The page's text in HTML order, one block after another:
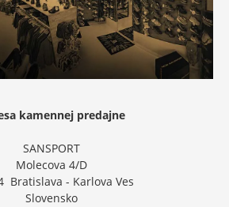
kamennej predajne
SANSPORT
Molecova 4/D
Bratislava - Karlova Ves
Slovensko